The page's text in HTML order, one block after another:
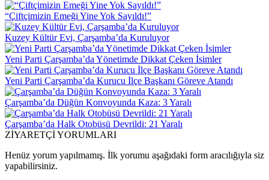
“Çiftçimizin Emeği Yine Yok Sayıldı!”
Kuzey Kültür Evi, Çarşamba’da Kuruluyor
Yeni Parti Çarşamba’da Yönetimde Dikkat Çeken İsimler
Yeni Parti Çarşamba’da Kurucu İlçe Başkanı Göreve Atandı
Çarşamba’da Düğün Konvoyunda Kaza: 3 Yaralı
Çarşamba’da Halk Otobüsü Devrildi: 21 Yaralı
ZİYARETÇİ YORUMLARI
Henüz yorum yapılmamış. İlk yorumu aşağıdaki form aracılığıyla siz
yapabilirsiniz.